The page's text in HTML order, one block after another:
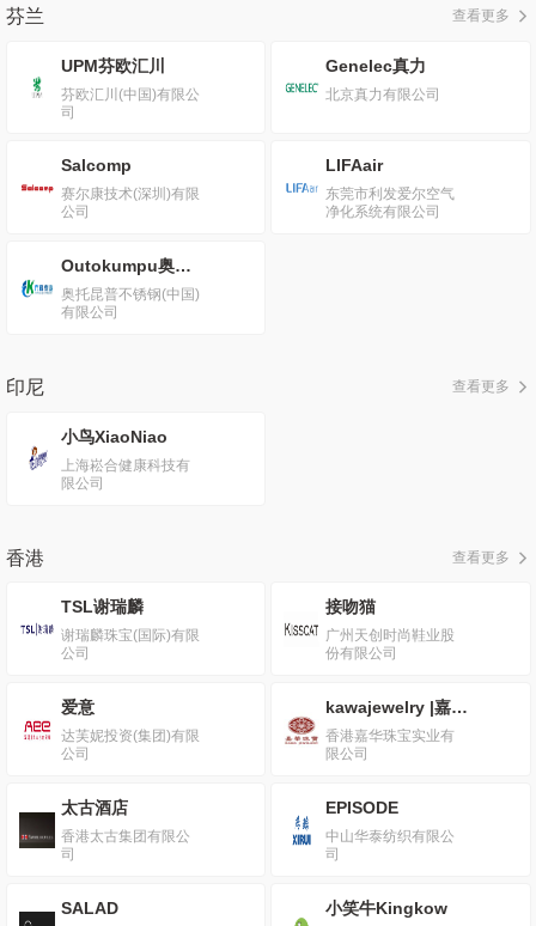
芬兰 查看更多
UPM芬欧汇川
芬欧汇川(中国)有限公
司
Genelec真力
北京真力有限公司
Salcomp
赛尔康技术(深圳)有限
公司
LIFAair
东莞市利发爱尔空气
净化系统有限公司
Outokumpu奥托昆普
奥托昆普不锈钢(中国)
有限公司
印尼 查看更多
小鸟XiaoNiao
上海崧合健康科技有
限公司
香港 查看更多
TSL谢瑞麟
谢瑞麟珠宝(国际)有限
公司
接吻猫
广州天创时尚鞋业股
份有限公司
爱意
达芙妮投资(集团)有限
公司
kawajewelry |嘉华珠宝
香港嘉华珠宝实业有
限公司
太古酒店
香港太古集团有限公
司
EPISODE
中山华泰纺织有限公
司
SALAD 小笑牛Kingkow